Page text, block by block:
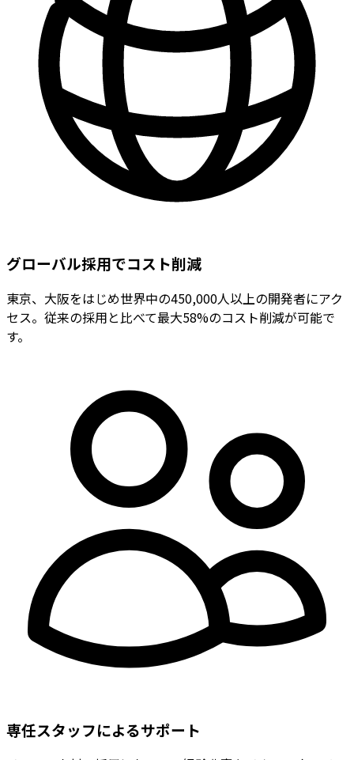
グローバル採用でコスト削減
東京、大阪をはじめ世界中の450,000人以上の開発者にアク
セス。従来の採用と比べて最大58%のコスト削減が可能で
す。
専任スタッフによるサポート